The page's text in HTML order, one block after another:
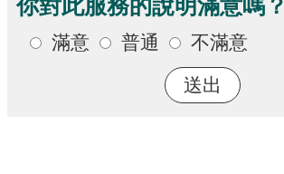
你對此服務的說明滿意嗎？
滿意 普通 不滿意